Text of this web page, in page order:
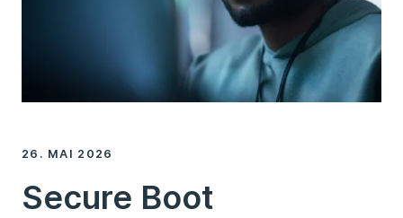
26. MAI 2026
Secure Boot